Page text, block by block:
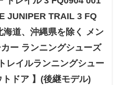
JUNIPER TRAIL 3 FQ
道、沖縄県を除く メン
ー ランニングシューズ
レイルランニングシュー
ドア 】(後継モデル)